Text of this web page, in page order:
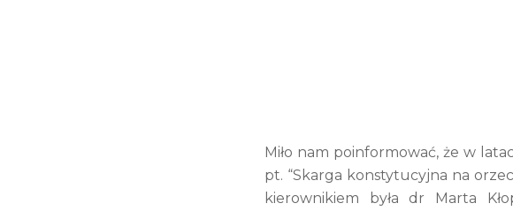
Miło nam poinformować, że w
pt. “Skarga konstytucyjna na
kierownikiem była dr Marta